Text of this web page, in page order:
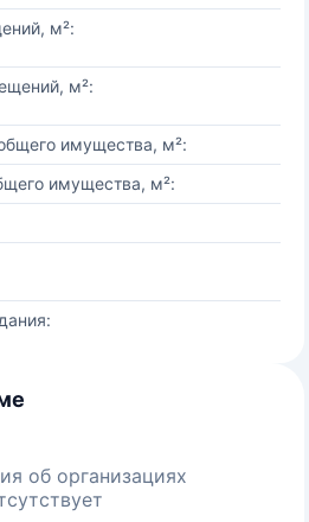
м²:
м²:
имущества, м²:
имущества, м²:
об организациях